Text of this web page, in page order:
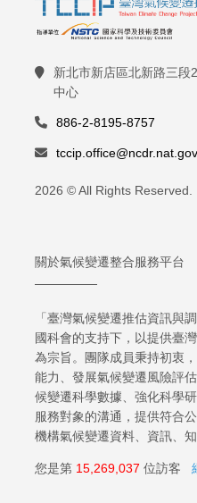
新北市新店區北新路三
中心
886-2-8195-8757
2026 © All Rights
關於氣候變遷整合服務平台
「臺灣氣候變遷推估資訊與
國科會的支持下，以提供臺
為宗旨。團隊成員秉持初衷
能力、發展氣候變遷風險評
候變遷科學數據、強化科學
服務對象的溝通，提供符合
機構氣候變遷資料、資訊、
您是第 15,269,037 位訪客